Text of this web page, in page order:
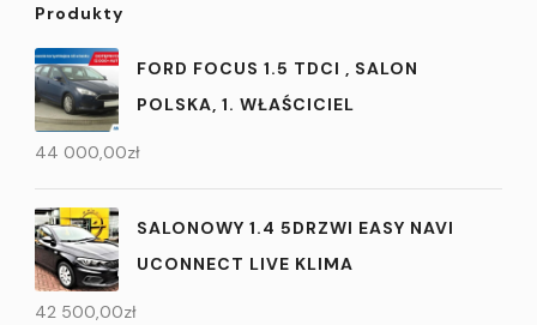
Produkty
FORD FOCUS 1.5 TDCI , SALON
POLSKA, 1. WŁAŚCICIEL
44 000,00zł
SALONOWY 1.4 5DRZWI EASY NAVI
UCONNECT LIVE KLIMA
42 500,00zł